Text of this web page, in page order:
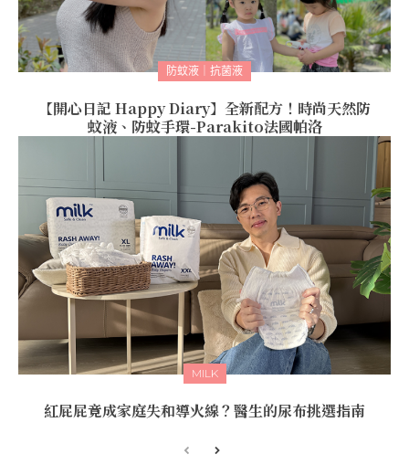
防蚊液｜抗菌液
【開心日記 Happy Diary】全新配方！時尚天然防
蚊液、防蚊手環-Parakito法國帕洛
MILK
紅屁屁竟成家庭失和導火線？醫生的尿布挑選指南